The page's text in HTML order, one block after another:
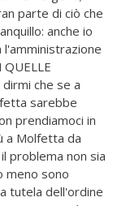
parte di ciò che
anche io
dirmi che se a
sarebbe
prendiamoci in
a Molfetta da
problema non sia
meno sono
tutela dell'ordine